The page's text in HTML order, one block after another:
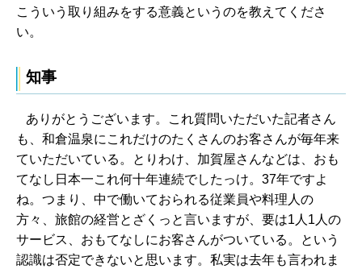
こういう取り組みをする意義というのを教えてくださ
い。
知事
ありがとうございます。これ質問いただいた記者さん
も、和倉温泉にこれだけのたくさんのお客さんが毎年来
ていただいている。とりわけ、加賀屋さんなどは、おも
てなし日本一これ何十年連続でしたっけ。37年ですよ
ね。つまり、中で働いておられる従業員や料理人の
方々、旅館の経営とざくっと言いますが、要は1人1人の
サービス、おもてなしにお客さんがついている。という
認識は否定できないと思います。私実は去年も言われま